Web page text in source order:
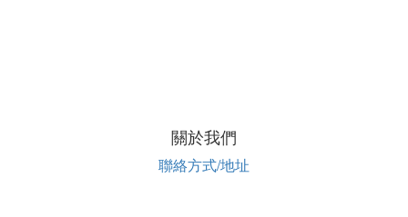
關於我們
聯絡方式/地址